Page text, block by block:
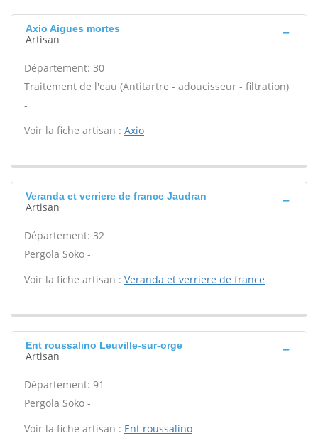
Axio Aigues mortes
Artisan
Département: 30
Traitement de l'eau (Antitartre - adoucisseur - filtration)
-
Voir la fiche artisan : Axio
Veranda et verriere de france Jaudran
Artisan
Département: 32
Pergola Soko -
Voir la fiche artisan : Veranda et verriere de france
Ent roussalino Leuville-sur-orge
Artisan
Département: 91
Pergola Soko -
Voir la fiche artisan : Ent roussalino